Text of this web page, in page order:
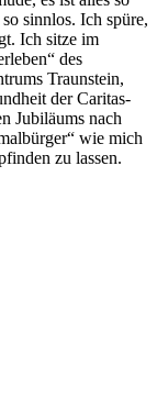
sinnlos. Ich spüre,
Ich sitze im
des
Traunstein,
der Caritas-
Jubiläums nach
wie mich
zu lassen.